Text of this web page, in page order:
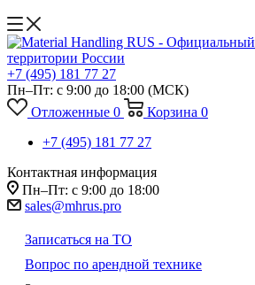
+7 (495) 181 77 27
Пн–Пт: с 9:00 до 18:00 (МСК)
Отложенные 0 Корзина 0
+7 (495) 181 77 27
Контактная информация
Пн–Пт: с 9:00 до 18:00
sales@mhrus.pro
Записаться на ТО
Вопрос по арендной технике